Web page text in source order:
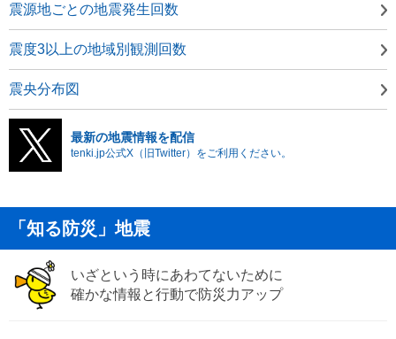
震源地ごとの地震発生回数
震度3以上の地域別観測回数
震央分布図
最新の地震情報を配信
tenki.jp公式X（旧Twitter）をご利用ください。
「知る防災」地震
いざという時にあわてないために
確かな情報と行動で防災力アップ